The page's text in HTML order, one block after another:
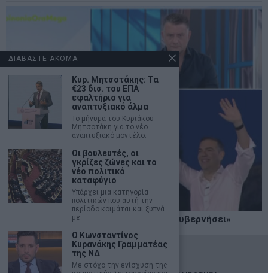
Κ. Βελόπουλος: «Η Ελληνική Λύση θα κυβερνήσει»
2026 - marketnews.gr - All Rights Reserved
ΔΙΑΒΑΣΤΕ ΑΚΟΜΑ
Κυρ. Μητσοτάκης: Τα
€23 δισ. του ΕΠΑ
εφαλτήριο για
αναπτυξιακό άλμα
Το μήνυμα του Κυριάκου
Μητσοτάκη για το νέο
αναπτυξιακό μοντέλο.
Οι βουλευτές, οι
γκρίζες ζώνες και το
νέο πολιτικό
καταφύγιο
Υπάρχει μια κατηγορία
πολιτικών που αυτή την
περίοδο κοιμάται και ξυπνά
με
Ο Κωνσταντίνος
Κυρανάκης Γραμματέας
της ΝΔ
Με στόχο την ενίσχυση της